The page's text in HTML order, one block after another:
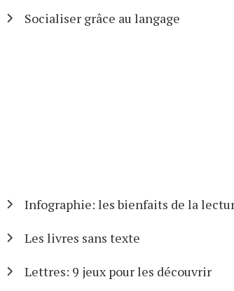
Socialiser grâce au langage
Infographie: les bienfaits de la
Les livres sans texte
Lettres: 9 jeux pour les découvrir